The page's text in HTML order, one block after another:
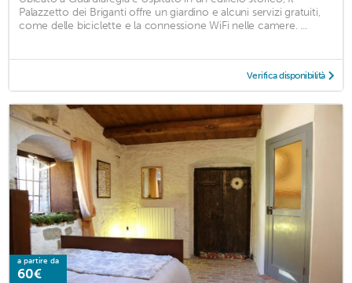
Palazzetto dei Briganti offre un giardino e alcuni servizi gratuiti,
come delle biciclette e la connessione WiFi nelle camere. ...
Verifica disponibilità
a partire da
60€